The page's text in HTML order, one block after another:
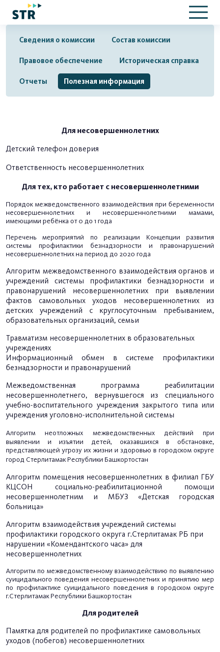
Сведения о комиссии Состав комиссии
Правовое обеспечение Историческая справка
Отчеты Полезная информация
Для несовершеннолетних
Детский телефон доверия
Ответственность несовершеннолетних
Для тех, кто работает с несовершеннолетними
Порядокмежведомственного взаимодействия при беременности
несовершеннолетних и несовершеннолетними мамами,
имеющими ребёнка от 0 до 1 года
Перечень мероприятий по реализации Концепции развития
системы профилактики безнадзорности и правонарушений
несовершеннолетних на период до 2020 года
Алгоритм межведомственного взаимодействия органов и
учреждений системы профилактики безнадзорности и
правонарушений несовершеннолетних при выявлении
фактов самовольных уходов несовершеннолетних из
детских учреждений с круглосуточным пребыванием,
образовательных организаций, семьи
Травматизм несовершеннолетних в образовательных
учреждениях
Информационный обмен в системе профилактики
безнадзорности и правонарушений
Межведомственная программа реабилитации
несовершеннолетнего, вернувшегося из специального
учебно-воспитательного учреждения закрытого типа или
учреждения уголовно-исполнительной системы
Алгоритм неотложных межведомственных действий при
выявлении и изъятии детей, оказавшихся в обстановке,
представляющей угрозу их жизни и здоровью в городском округе
город Стерлитамак Республики Башкортостан
Алгоритм помещения несовершеннолетних в филиал ГБУ
КЦСОН социально-реабилитационной помощи
несовершеннолетним и МБУЗ «Детская городская
больница»
Алгоритм взаимодействия учреждений системы
профилактики городского округа г.Стерлитамак РБ при
нарушении «Комендантского часа» для
несовершеннолетних
Алгоритм по межведомственному взаимодействию по выявлению
суицидального поведения несовершеннолетних и принятию мер
по профилактике суицидального поведения в городском округе
г.Стерлитамак Республики Башкортостан
Для родителей
Памятка для родителей по профилактике самовольных
уходов (побегов) несовершеннолетних